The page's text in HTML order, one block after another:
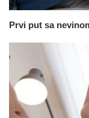
Prvi put sa